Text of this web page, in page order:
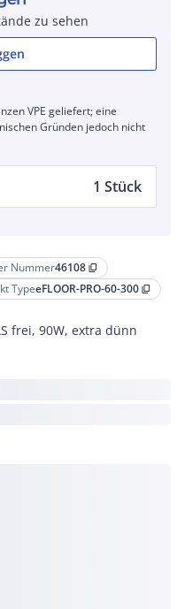
Nummer46108 content_copy
TypeeFLOOR-PRO-60-300 content_copy
frei, 90W, extra dünn
zu sehen
VPE geliefert; eine
Gründen jedoch nicht
1 Stück